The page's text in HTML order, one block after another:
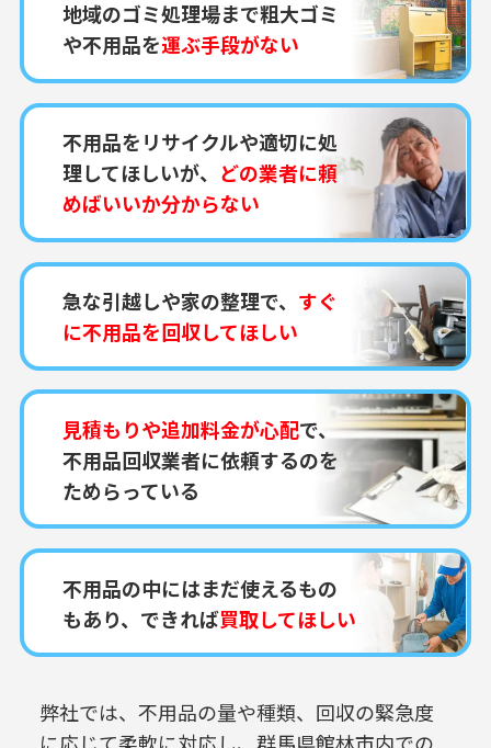
地域のゴミ処理場まで粗大ゴミ
や不用品を運ぶ手段がない
不用品をリサイクルや適切に処
理してほしいが、 どの業者に頼
めばいいか分からない
急な引越しや家の整理で、 すぐ
に不用品を回収してほしい
見積もりや追加料金が心配で、
不用品回収業者に依頼するのを
ためらっている
不用品の中にはまだ使えるもの
もあり、できれば買取してほしい
弊社では、不用品の量や種類、回収の緊急度